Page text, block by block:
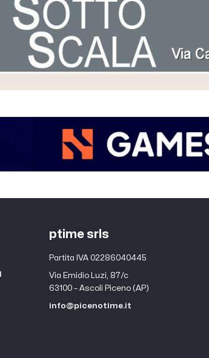
ptime srls
Partita IVA 02286040445
Via Emidio Luzi, 87/c
63100 – Ascoli Piceno (AP)
info@picenotime.it